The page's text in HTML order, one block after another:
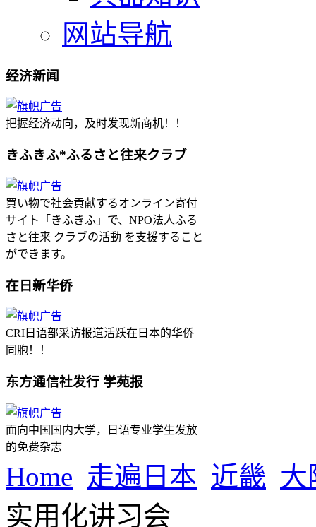
网站导航
经济新闻
把握经济动向，及时发现新商机！！
きふきふ*ふるさと往来クラブ
買い物で社会貢献するオンライン寄付
サイト「きふきふ」で、NPO法人ふる
さと往来 クラブの活動 を支援すること
ができます。
在日新华侨
CRI日语部采访报道活跃在日本的华侨
同胞！！
东方通信社发行 学苑报
面向中国国内大学，日语专业学生发放
的免费杂志
Home 走遍日本 近畿 大
实用化讲习会